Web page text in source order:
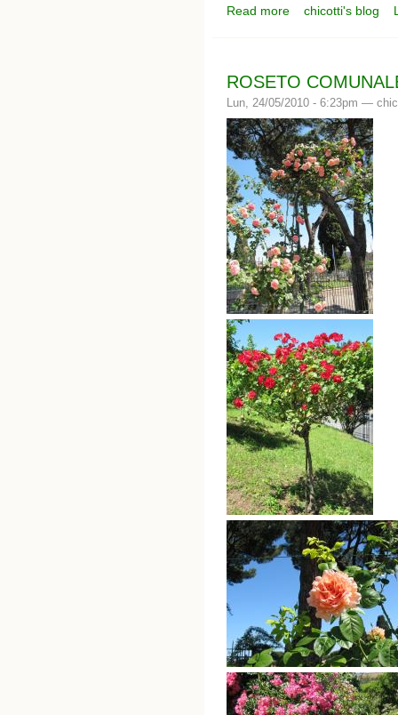
Read more about ROSETO
chicotti's blog
ROSETO
Lun, 24/05/2010 - 6:23pm —